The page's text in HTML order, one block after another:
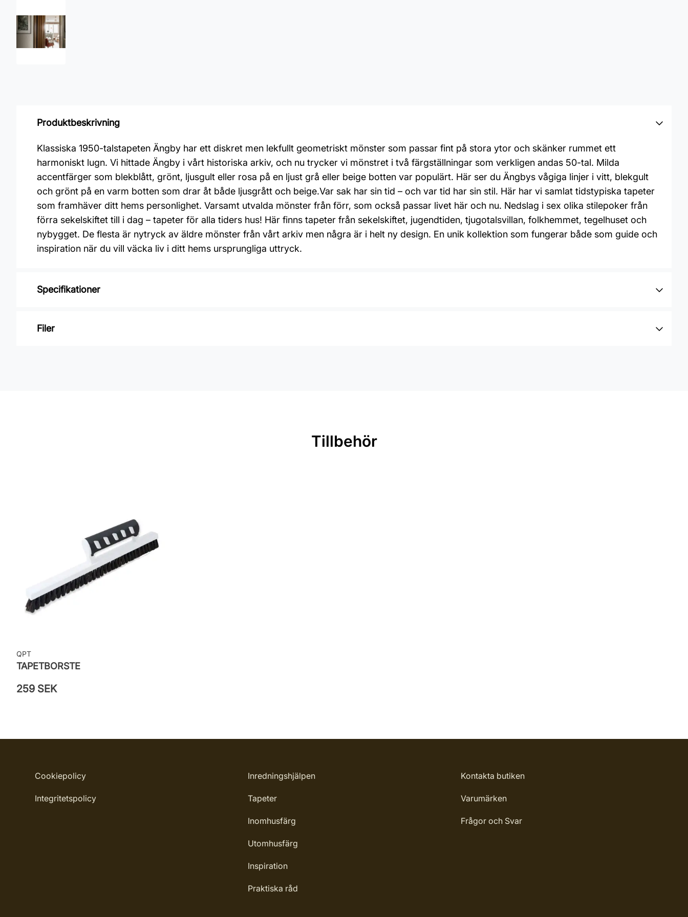
Produktbeskrivning
Klassiska 1950-talstapeten Ängby har ett diskret men lekfullt geometriskt mönster som passar fint på stora ytor och skänker rummet ett
harmoniskt lugn. Vi hittade Ängby i vårt historiska arkiv, och nu trycker vi mönstret i två färgställningar som verkligen andas 50-tal. Milda
accentfärger som blekblått, grönt, ljusgult eller rosa på en ljust grå eller beige botten var populärt. Här ser du Ängbys vågiga linjer i vitt, blekgult
och grönt på en varm botten som drar åt både ljusgrått och beige.Var sak har sin tid – och var tid har sin stil. Här har vi samlat tidstypiska tapeter
som framhäver ditt hems personlighet. Varsamt utvalda mönster från förr, som också passar livet här och nu. Nedslag i sex olika stilepoker från
förra sekelskiftet till i dag – tapeter för alla tiders hus! Här finns tapeter från sekelskiftet, jugendtiden, tjugotalsvillan, folkhemmet, tegelhuset och
nybygget. De flesta är nytryck av äldre mönster från vårt arkiv men några är i helt ny design. En unik kollektion som fungerar både som guide och
inspiration när du vill väcka liv i ditt hems ursprungliga uttryck.
Specifikationer
Varumärke: Boråstapeter
Filer
Tillbehör
QPT
TAPETBORSTE
259 SEK
Cookiepolicy
Integritetspolicy
Inredningshjälpen
Tapeter
Inomhusfärg
Utomhusfärg
Inspiration
Praktiska råd
Kontakta butiken
Varumärken
Frågor och Svar